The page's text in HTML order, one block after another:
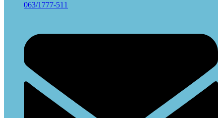
063/1777-511